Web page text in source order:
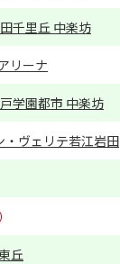
千里丘 中楽坊
リーナ
学園都市 中楽坊
・ヴェリテ若江岩田
丘